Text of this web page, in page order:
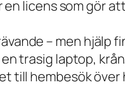
licens som gör
– men hjälp
trasig laptop,
till hembesök